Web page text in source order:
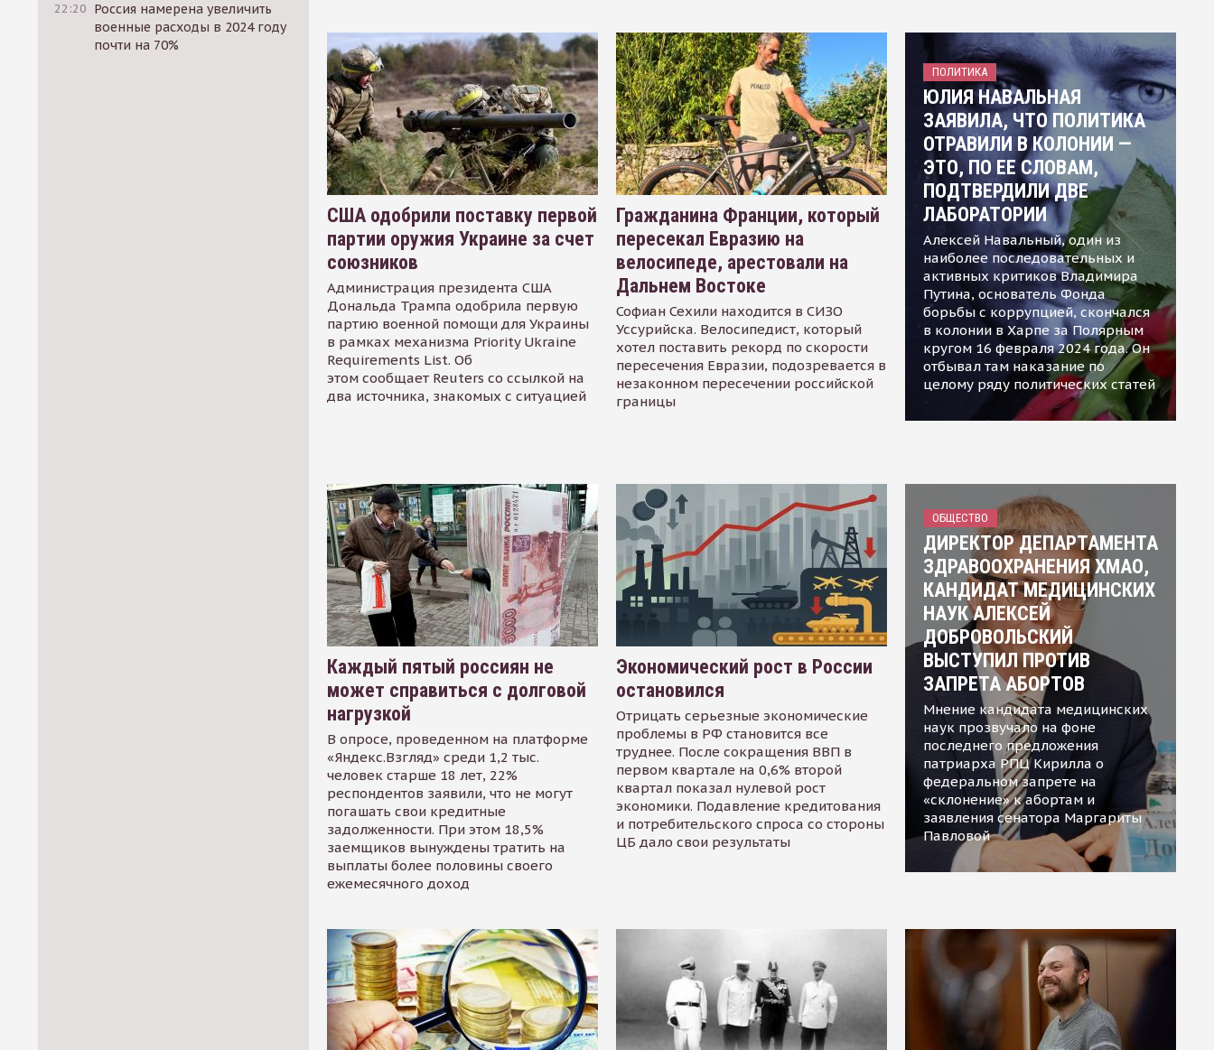
22:20 Россия намерена увеличить
военные расходы в 2024 году
почти на 70%
США одобрили поставку первой
партии оружия Украине за счет
союзников
Администрация президента США
Дональда Трампа одобрила первую
партию военной помощи для Украины
в рамках механизма Priority Ukraine
Requirements List. Об
этом сообщает Reuters со ссылкой на
два источника, знакомых с ситуацией
Гражданина Франции, который
пересекал Евразию на
велосипеде, арестовали на
Дальнем Востоке
Софиан Сехили находится в СИЗО
Уссурийска. Велосипедист, который
хотел поставить рекорд по скорости
пересечения Евразии, подозревается в
незаконном пересечении российской
границы
ПОЛИТИКА
ЮЛИЯ НАВАЛЬНАЯ
ЗАЯВИЛА, ЧТО ПОЛИТИКА
ОТРАВИЛИ В КОЛОНИИ —
ЭТО, ПО ЕЕ СЛОВАМ,
ПОДТВЕРДИЛИ ДВЕ
ЛАБОРАТОРИИ
Алексей Навальный, один из
наиболее последовательных и
активных критиков Владимира
Путина, основатель Фонда
борьбы с коррупцией, скончался
в колонии в Харпе за Полярным
кругом 16 февраля 2024 года. Он
отбывал там наказание по
целому ряду политических статей
Каждый пятый россиян не
может справиться с долговой
нагрузкой
В опросе, проведенном на платформе
«Яндекс.Взгляд» среди 1,2 тыс.
человек старше 18 лет, 22%
респондентов заявили, что не могут
погашать свои кредитные
задолженности. При этом 18,5%
заемщиков вынуждены тратить на
выплаты более половины своего
ежемесячного доход
Экономический рост в России
остановился
Отрицать серьезные экономические
проблемы в РФ становится все
труднее. После сокращения ВВП в
первом квартале на 0,6% второй
квартал показал нулевой рост
экономики. Подавление кредитования
и потребительского спроса со стороны
ЦБ дало свои результаты
ОБЩЕСТВО
ДИРЕКТОР ДЕПАРТАМЕНТА
ЗДРАВООХРАНЕНИЯ ХМАО,
КАНДИДАТ МЕДИЦИНСКИХ
НАУК АЛЕКСЕЙ
ДОБРОВОЛЬСКИЙ
ВЫСТУПИЛ ПРОТИВ
ЗАПРЕТА АБОРТОВ
Мнение кандидата медицинских
наук прозвучало на фоне
последнего предложения
патриарха РПЦ Кирилла о
федеральном запрете на
«склонение» к абортам и
заявления сенатора Маргариты
Павловой